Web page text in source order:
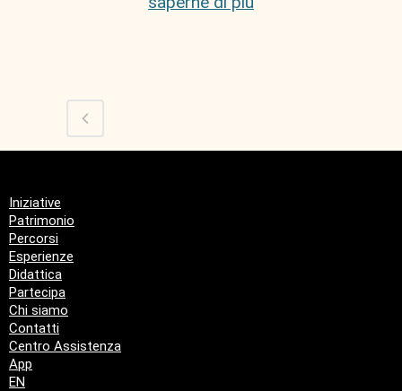
Iniziative
Patrimonio
Percorsi
Esperienze
Didattica
Partecipa
Chi siamo
Contatti
Centro Assistenza
App
EN